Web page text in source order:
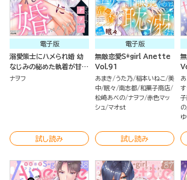
電子版
溺愛策士にハメられ婚 幼
なじみの秘めた執着が甘す
ぎる
ナヲフ
試し読み
電子版
無敵恋愛S*girl Anette
Vol.91
あまき うた乃 稲本いねこ 美
中 眠々 南志都 和菓子商店
松崎あべの ナヲフ 赤色マッ
シュ マオst
試し読み
の